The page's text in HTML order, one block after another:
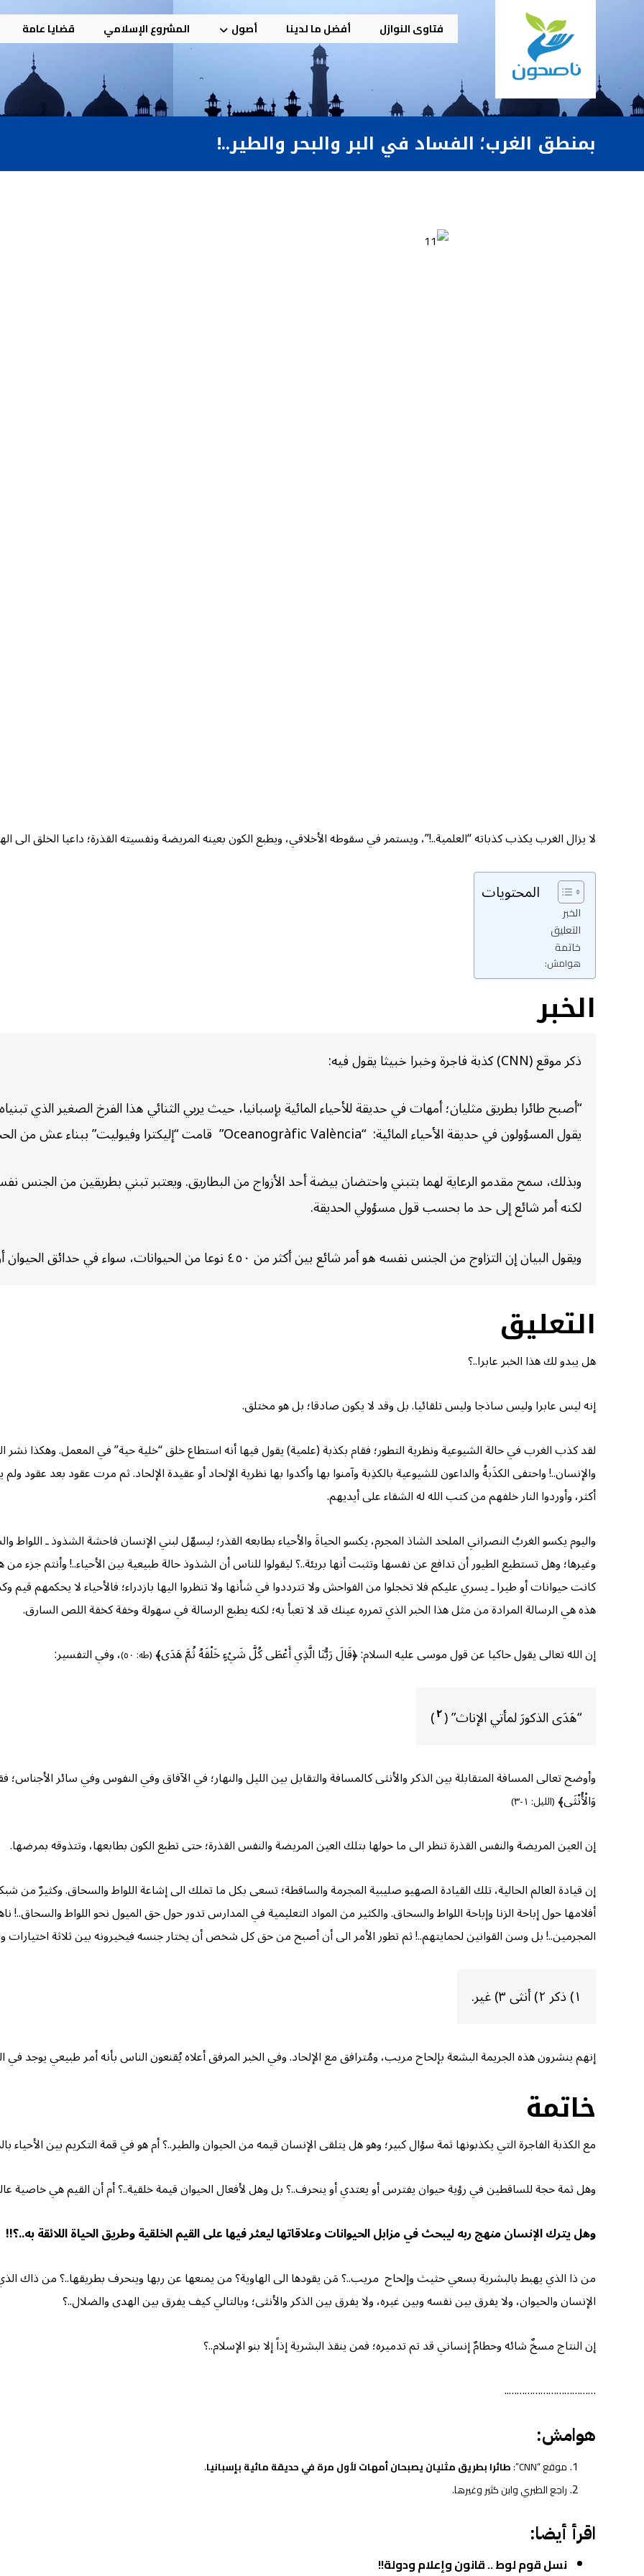
فتاوى النوازل أفضل ما لدينا أصول المشروع الإسلامي قضايا عامة
بمنطق الغرب؛ الفساد في البر والبحر والطير..!
لا يزال الغرب يكذب كذباته “العلمية..!”، ويستمر في سقوطه الأخلاقي، ويطبع الكون بعينه المريضة ونفسيته القذرة؛ داعيا الخلق الى
المحتويات
الخبر
التعليق
خاتمة
هوامش:
الخبر
ذكر موقع (CNN) كذبة فاجرة وخبرا خبيثا يقول فيه:
“أصبح طائرا بطريق مثليان؛ أمهات في حديقة للأحياء المائية بإسبانيا، حيث يربي الثنائي هذا الفرخ الصغير
يقول المسؤولون في حديقة الأحياء المائية: “Oceanogràfic València” قامت “إليكترا وفيوليت” ببناء عش من الحجارة معاً مع “اتخاذ الإجراءات المعتادة قبل الإنجاب”.
وبذلك، سمح مقدمو الرعاية لهما بتبني واحتضان بيضة أحد الأزواج من البطاريق. ويعتبر تبني بطريقين من الجنس
لكنه أمر شائع إلى حد ما بحسب قول مسؤولي الحديقة.
ويقول البيان إن التزاوج من الجنس نفسه هو أمر شائع بين أكثر من ٤٥٠ نوعا من الحيوانات، سواء في حدائق الحيوان أو الطبيعة”. (
التعليق
هل يبدو لك هذا الخبر عابرا..؟
إنه ليس عابرا وليس ساذجا وليس تلقائيا. بل وقد لا يكون صادقا؛ بل هو مختلق.
لقد كذب الغرب في حالة الشيوعية ونظرية التطور؛ فقام بكذبة (علمية) يقول فيها أنه استطاع خلق “خلية حية” في المعمل. وهكذا نشر
والإنسان..! واحتفى الكذَبةُ والداعون للشيوعية بالكذِبة وآمنوا بها وأكدوا بها نظرية الإلحاد أو عقيدة الإلحاد. ثم مرت عقود بعد عقود
أكثر، وأوردوا النار خلفهم من كتب الله له الشقاء على أيديهم.
واليوم يكسو الغربُ النصراني الملحد الشاذ المجرم، يكسو الحياةَ والأحياء بطابعه القذر؛ ليسهّل لبني الإنسان فاحشة الشذوذ ـ
وغيرها؛ وهل تستطيع الطيور أن تدافع عن نفسها وتثبت أنها بريئة..؟ ليقولوا للناس أن الشذوذ حالة طبيعية بين الأحياء..! وأنتم جزء
كانت حيوانات أو طيرا ـ يسري عليكم فلا تخجلوا من الفواحش ولا تترددوا في شأنها ولا تنظروا اليها بازدراء؛ فالأحياء لا يحكمهم قيم
هذه هي الرسالة المرادة من مثل هذا الخبر الذي تمرره عينك قد لا تعبأ به؛ لكنه يطبع الرسالة في سهولة وخفة كخفة اللص السارق.
إن الله تعالى يقول حاكيا عن قول موسى عليه السلام: ﴿قَالَ رَبُّنَا الَّذِي أَعْطَى كُلَّ شَيْءٍ خَلْقَهُ ثُمَّ هَدَى﴾(طه: ٥٠) ، وفي التفسير:
“هَدَى الذكورَ لمأتي الإناث” (٢)
وأوضح تعالى المسافة المتقابلة بين الذكر والأنثى كالمسافة والتقابل بين الليل والنهار؛ في الآفاق وفي النفوس وفي سائر
وَالْأُنْثَى﴾(الليل: ١-٣)
إن العين المريضة والنفس القذرة تنظر الى ما حولها بتلك العين المريضة والنفس القذرة؛ حتى تطبع الكون بطابعها، وتتذوقه بمرضها.
إن قيادة العالم الحالية، تلك القيادة الصهيو صليبية المجرمة والساقطة؛ تسعى بكل ما تملك الى إشاعة اللواط والسحاق. وكثيرٌ من
أفلامها حول إباحة الزنا وإباحة اللواط والسحاق. والكثير من المواد التعليمية في المدارس تدور حول حق الميول نحو اللواط والسحاق..!
المجرمين..! بل وسن القوانين لحمايتهم..! ثم تطور الأمر الى أن أصبح من حق كل شخص أن يختار جنسه فيخيرونه بين ثلاثة اختيارات
١) ذكر ٢) أنثى ٣) غير.
إنهم ينشرون هذه الجريمة البشعة بإلحاح مريب، ومُترافق مع الإلحاد. وفي الخبر المرفق أعلاه يُقنعون الناس بأنه أمر طبيعي يوجد في
خاتمة
مع الكذبة الفاجرة التي يكذبونها ثمة سؤال كبير؛ وهو هل يتلقى الإنسان قيمه من الحيوان والطير..؟ أم هو في قمة التكريم بين الأحياء
وهل ثمة حجة للساقطين في رؤية حيوان يفترس أو يعتدي أو ينحرف..؟ بل وهل لأفعال الحيوان قيمة خلقية..؟ أم أن القيم هي خاصية
وهل يترك الإنسان منهج ربه ليبحث في مزابل الحيوانات وعلاقاتها ليعثر فيها على القيم الخلقية وطريق الحياة اللائقة به..؟!!
من ذا الذي يهبط بالبشرية بسعي حثيث وإلحاح مريب..؟ مَن يقودها الى الهاوية؟ من يمنعها عن ربها وينحرف بطريقها..؟ من ذاك
الإنسان والحيوان، ولا يفرق بين نفسه وبين غيره، ولا يفرق بين الذكر والأنثى؛ وبالتالي كيف يفرق بين الهدى والضلال..؟
إن النتاج مسخٌ شائه وحطامٌ إنساني قد تم تدميره؛ فمن ينقذ البشرية إذاً إلا بنو الإسلام..؟
……………………………..
هوامش:
موقع “CNN”: طائرا بطريق مثليان يصبحان أمهات لأول مرة في حديقة مائية بإسبانيا.
راجع الطبري وابن كثير وغيرها.
اقرأ أيضا:
نسل قوم لوط .. قانون وإعلام ودولة!!